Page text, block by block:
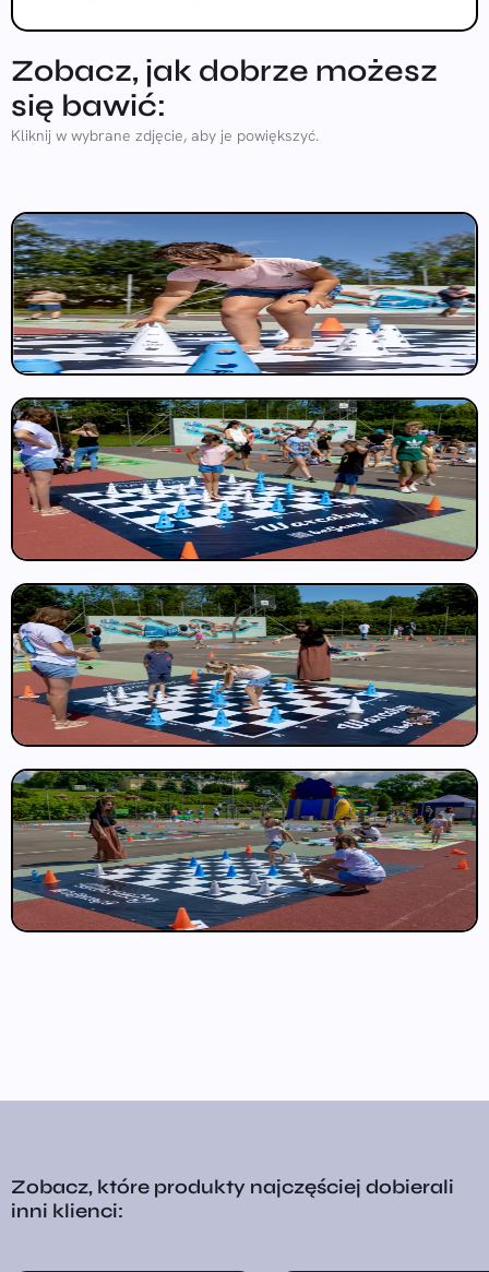
Zobacz, jak dobrze możesz
się bawić:
Kliknij w wybrane zdjęcie, aby je powiększyć.
Zobacz, które produkty najczęściej dobierali
inni klienci: